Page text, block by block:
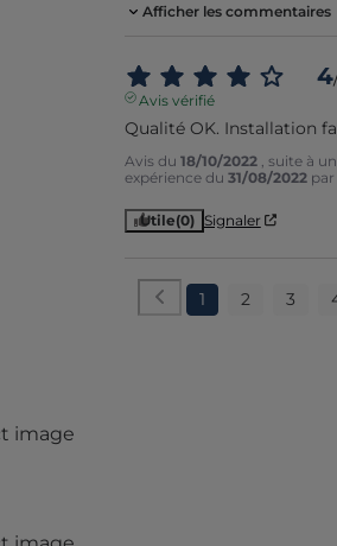
Afficher les commentaires
4
Avis vérifié
Qualité OK. Installation
Avis du 18/10/2022
, suite à
expérience du 31/08/2022 par
Utile(0) Signaler
1 2 3